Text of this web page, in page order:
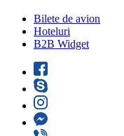
Bilete de avion
Hoteluri
B2B Widget